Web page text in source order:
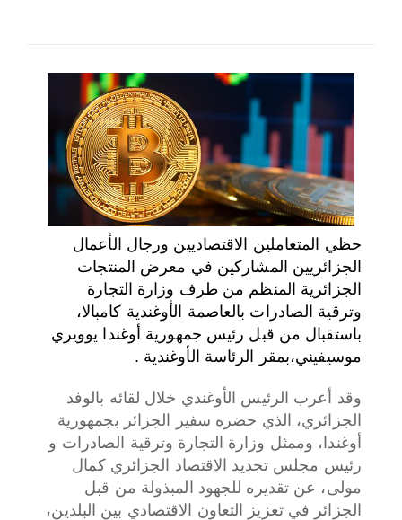
اختر بلدا/بلدان
حظي المتعاملين الاقتصاديين ورجال الأعمال
الجزائريين المشاركين في معرض المنتجات
الجزائرية المنظم من طرف وزارة التجارة
وترقية الصادرات بالعاصمة الأوغندية كامبالا،
باستقبال من قبل رئيس جمهورية أوغندا يوويري
موسيفيني،بمقر الرئاسة الأوغندية .
وقد أعرب الرئيس الأوغندي خلال لقائه بالوفد
الجزائري، الذي حضره سفير الجزائر بجمهورية
أوغندا، وممثل وزارة التجارة وترقية الصادرات و
رئيس مجلس تجديد الاقتصاد الجزائري كمال
مولى، عن تقديره للجهود المبذولة من قبل
الجزائر في تعزيز التعاون الاقتصادي بين البلدين،